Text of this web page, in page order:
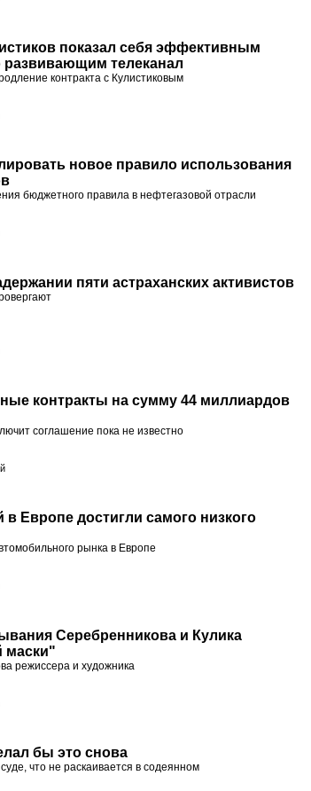
показал себя эффективным
телеканал
контракта с Кулистиковым
новое правило использования
бюджетного правила в нефтегазовой отрасли
пяти астраханских активистов
контракты на сумму 44 миллиардов
соглашение пока не известно
Европе достигли самого низкого
рынка в Европе
Серебренникова и Кулика
маски"
режиссера и художника
бы это снова
что не раскаивается в содеянном